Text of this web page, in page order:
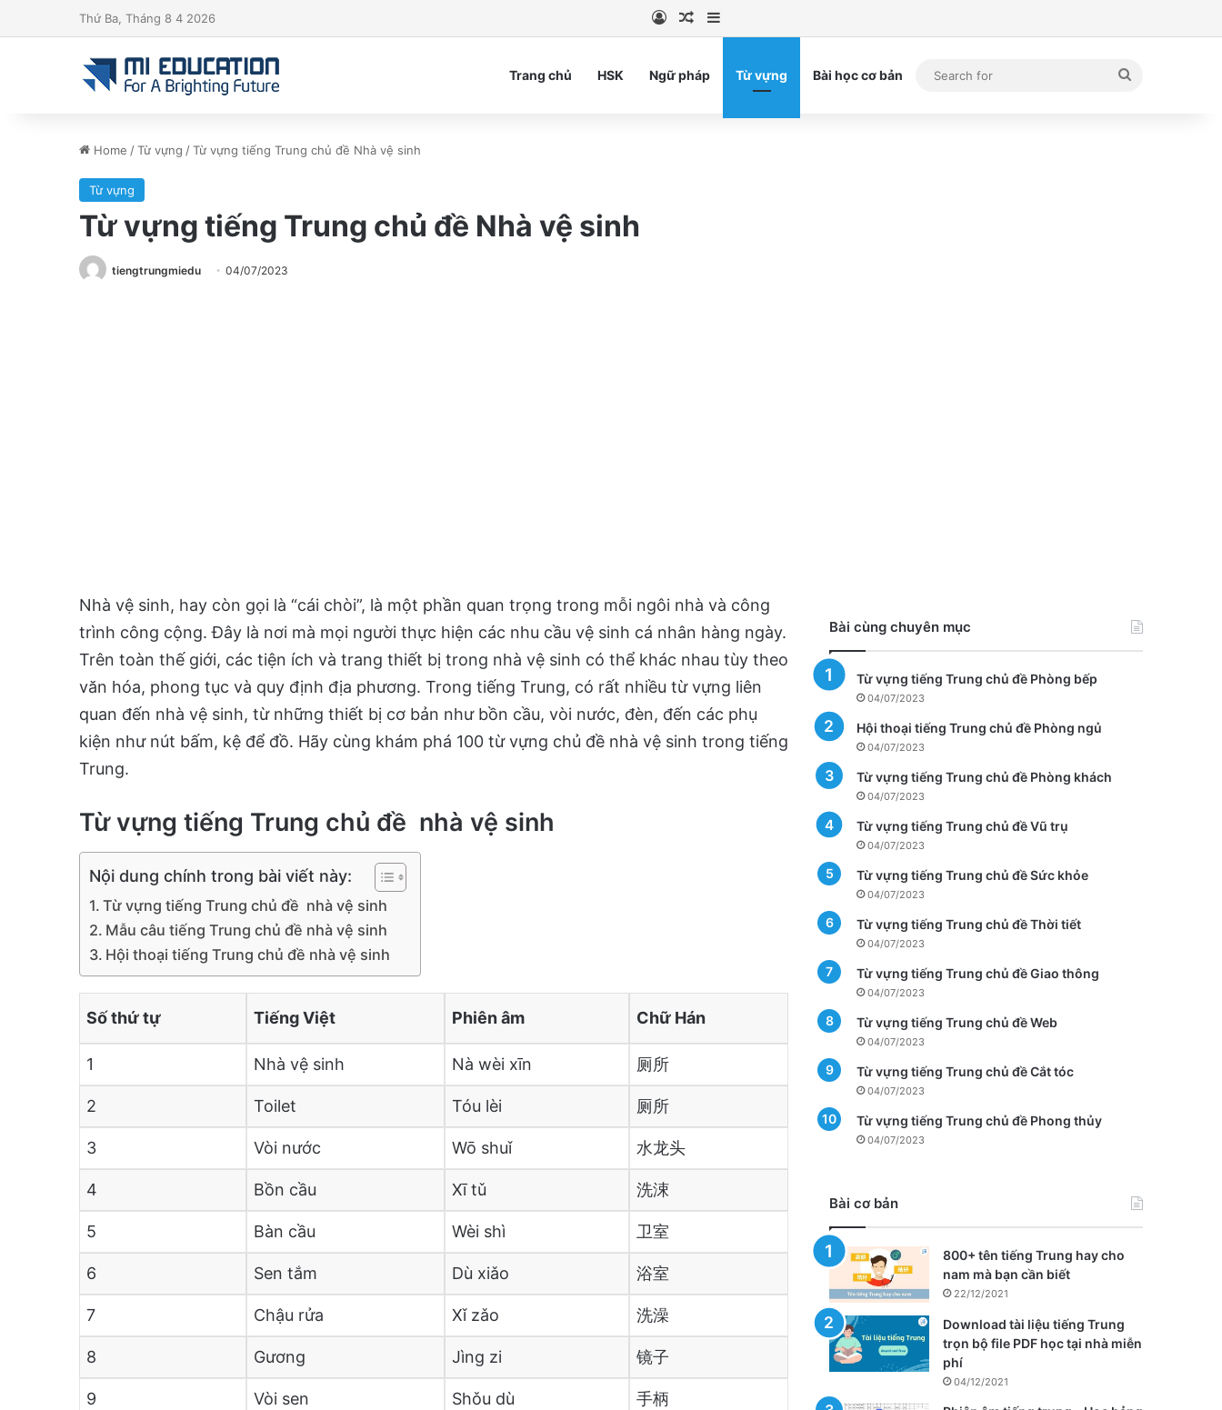
Thứ Ba, Tháng 8 4 2026 Log InRandom Article
Sidebar
Trang chủ HSK Ngữ pháp Từ vựng Bài học cơ bản
Home /Từ vựng /Từ vựng tiếng Trung chủ đề Nhà vệ sinh
Từ vựng
Từ vựng tiếng Trung chủ đề Nhà vệ sinh
tiengtrungmiedu 04/07/2023
Nhà vệ sinh, hay còn gọi là “cái chòi”, là một phần quan trọng trong mỗi ngôi nhà và công
trình công cộng. Đây là nơi mà mọi người thực hiện các nhu cầu vệ sinh cá nhân hàng ngày.
Trên toàn thế giới, các tiện ích và trang thiết bị trong nhà vệ sinh có thể khác nhau tùy theo
văn hóa, phong tục và quy định địa phương. Trong tiếng Trung, có rất nhiều từ vựng liên
quan đến nhà vệ sinh, từ những thiết bị cơ bản như bồn cầu, vòi nước, đèn, đến các phụ
kiện như nút bấm, kệ để đồ. Hãy cùng khám phá 100 từ vựng chủ đề nhà vệ sinh trong tiếng
Trung.
Từ vựng tiếng Trung chủ đề nhà vệ sinh
Nội dung chính trong bài viết này:
Từ vựng tiếng Trung chủ đề nhà vệ sinh
Mẫu câu tiếng Trung chủ đề nhà vệ sinh
Hội thoại tiếng Trung chủ đề nhà vệ sinh
Số thứ tự Tiếng Việt Phiên âm Chữ Hán
1 Nhà vệ sinh Nà wèi xīn 厕所
2 Toilet Tóu lèi 厕所
3 Vòi nước Wō shuǐ 水龙头
4 Bồn cầu Xī tǔ 洗涑
5 Bàn cầu Wèi shì 卫室
6 Sen tắm Dù xiǎo 浴室
7 Chậu rửa Xǐ zǎo 洗澡
8 Gương Jìng zi 镜子
9 Vòi sen Shǒu dù 手柄
Bài cùng chuyên mục
Từ vựng tiếng Trung chủ đề Phòng bếp
04/07/2023
Hội thoại tiếng Trung chủ đề Phòng ngủ
04/07/2023
Từ vựng tiếng Trung chủ đề Phòng khách
04/07/2023
Từ vựng tiếng Trung chủ đề Vũ trụ
04/07/2023
Từ vựng tiếng Trung chủ đề Sức khỏe
04/07/2023
Từ vựng tiếng Trung chủ đề Thời tiết
04/07/2023
Từ vựng tiếng Trung chủ đề Giao thông
04/07/2023
Từ vựng tiếng Trung chủ đề Web
04/07/2023
Từ vựng tiếng Trung chủ đề Cắt tóc
04/07/2023
Từ vựng tiếng Trung chủ đề Phong thủy
04/07/2023
Bài cơ bản
800+ tên tiếng Trung hay cho
nam mà bạn cần biết
22/12/2021
Download tài liệu tiếng Trung
trọn bộ file PDF học tại nhà miễn
phí
04/12/2021